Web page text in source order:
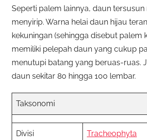
Seperti palem lainnya, daun
menyirip. Warna helai daun hijau
kekuningan (sehingga disebut palem
memiliki pelepah daun yang cukup
menutupi batang yang beruas-ruas.
daun sekitar 80 hingga 100 lembar.
Taksonomi
Divisi Tracheophyta